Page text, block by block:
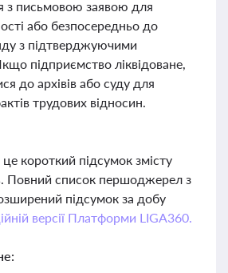
з письмовою заявою для
або безпосередньо до
з підтверджуючими
підприємство ліквідоване,
до архівів або суду для
трудових відносин.
короткий підсумок змісту
Повний список першоджерел з
підсумок за добу
версії Платформи LIGA360.